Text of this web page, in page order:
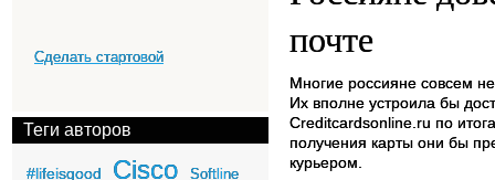
Сделать стартовой
Теги авторов
#lifeisgood Cisco
Softline
почте
Многие россияне совсем
Их вполне устроила бы
Creditcardsonline.ru по
получения карты они бы
курьером.